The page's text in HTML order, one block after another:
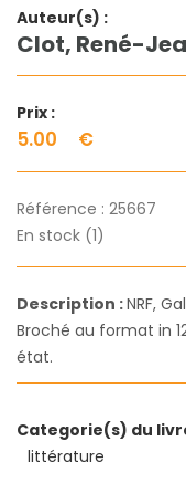
Auteur(s) :
Clot, René-
Prix :
5.00 €
Référence : 25667
En stock (1)
Description :NRF,
Broché au format in
état.
Categorie(s) du
littérature